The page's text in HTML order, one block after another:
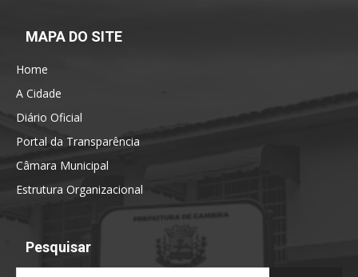
MAPA DO SITE
Home
A Cidade
Diário Oficial
Portal da Transparência
Câmara Municipal
Estrutura Organizacional
Pesquisar